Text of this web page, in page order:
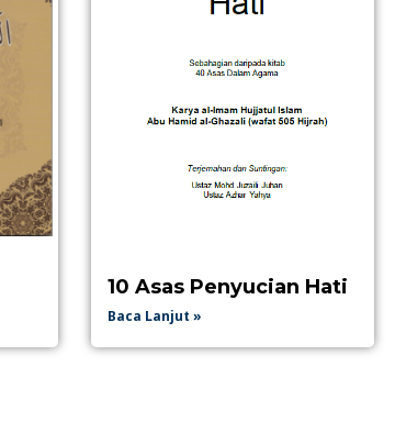
10 Asas Penyucian Hati
Baca Lanjut »